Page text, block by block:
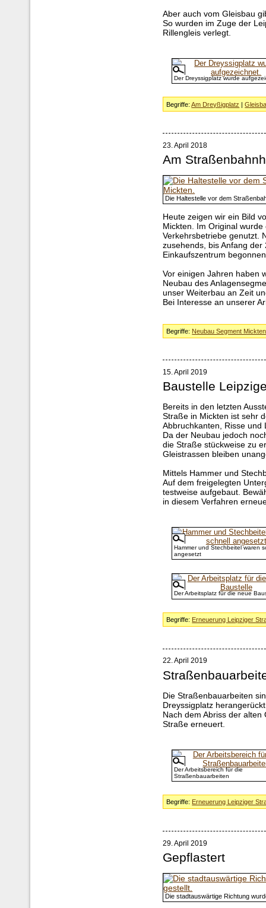
Aber auch vom Gleisbau
So wurden im Zuge der
Rillengleis verlegt.
Der Dreyssigplatz wurde
Begriffe:Am Dreyßigplatz |
23. April 2018
Am
Die Haltestelle vor dem
Heute zeigen wir ein Bild
Mickten. Im Original
Verkehrsbetriebe genutzt.
zusehends, bis Anfang
Einkaufszentrum
Vor einigen Jahren haben
Neubau des
unser Weiterbau an Zeit
Bei Interesse an unserer
Begriffe: Neubau Segment Mickten
15. April 2019
Baustelle
Bereits in den letzten
Straße in Mickten ist sehr
Abbruchkanten, Risse und
Da der Neubau jedoch
die Straße stückweise zu
Gleistrassen bleiben
Mittels Hammer und
Auf dem freigelegten
testweise aufgebaut.
in diesem Verfahren
Hammer und Stechbeitel waren
angesetzt
Der Arbeitsplatz für die neue
Begriffe: Erneuerung Leipziger
22. April 2019
Die Straßenbauarbeiten
Dreyssigplatz
Nach dem Abriss der
Straße erneuert.
Der Arbeitsbereich für die
Straßenbauarbeiten
Begriffe: Erneuerung Leipziger
29. April 2019
Gepflastert
Die stadtauswärtige Richtung